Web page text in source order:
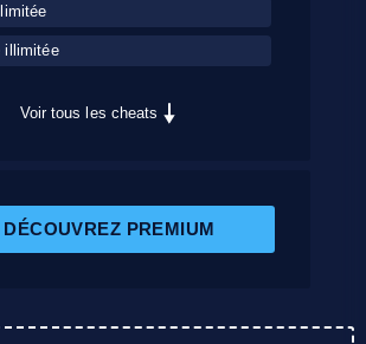
illimitée
Voir tous les cheats
DÉCOUVREZ PREMIUM